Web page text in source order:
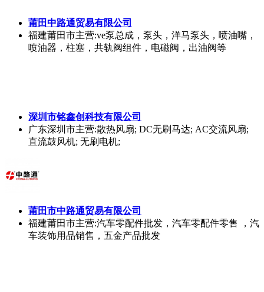
莆田中路通贸易有限公司
福建莆田市主营:ve泵总成，泵头，洋马泵头，喷油嘴，
喷油器，柱塞，共轨阀组件，电磁阀，出油阀等
深圳市铭鑫创科技有限公司
广东深圳市主营:散热风扇; DC无刷马达; AC交流风扇;
直流鼓风机; 无刷电机;
莆田市中路通贸易有限公司
福建莆田市主营:汽车零配件批发，汽车零配件零售 ，汽
车装饰用品销售，五金产品批发